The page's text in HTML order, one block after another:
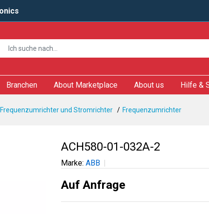
Branchen About Marketplace About us Hilfe &
Frequenzumrichter und Stromrichter Frequenzumrichter
ACH580-01-032A-2
Marke: ABB
Auf Anfrage